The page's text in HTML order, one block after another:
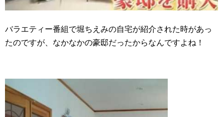
バラエティー番組で堀ちえみの自宅が紹介された時があっ
たのですが、なかなかの豪邸だったからなんですよね！